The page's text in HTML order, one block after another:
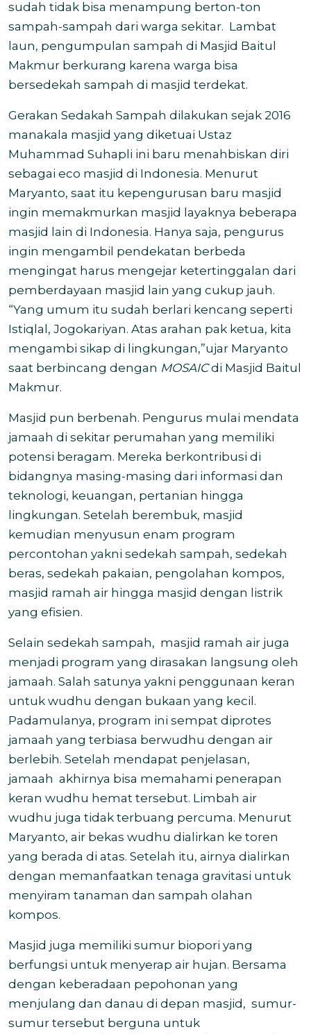
sudah tidak bisa menampung berton-ton
sampah-sampah dari warga sekitar. Lambat
laun, pengumpulan sampah di Masjid Baitul
Makmur berkurang karena warga bisa
bersedekah sampah di masjid terdekat.
Gerakan Sedakah Sampah dilakukan sejak 2016
manakala masjid yang diketuai Ustaz
Muhammad Suhapli ini baru menahbiskan diri
sebagai eco masjid di Indonesia. Menurut
Maryanto, saat itu kepengurusan baru masjid
ingin memakmurkan masjid layaknya beberapa
masjid lain di Indonesia. Hanya saja, pengurus
ingin mengambil pendekatan berbeda
mengingat harus mengejar ketertinggalan dari
pemberdayaan masjid lain yang cukup jauh.
“Yang umum itu sudah berlari kencang seperti
Istiqlal, Jogokariyan. Atas arahan pak ketua, kita
mengambi sikap di lingkungan,”ujar Maryanto
saat berbincang dengan MOSAICdi Masjid Baitul
Makmur.
Masjid pun berbenah. Pengurus mulai mendata
jamaah di sekitar perumahan yang memiliki
potensi beragam. Mereka berkontribusi di
bidangnya masing-masing dari informasi dan
teknologi, keuangan, pertanian hingga
lingkungan. Setelah berembuk, masjid
kemudian menyusun enam program
percontohan yakni sedekah sampah, sedekah
beras, sedekah pakaian, pengolahan kompos,
masjid ramah air hingga masjid dengan listrik
yang efisien.
Selain sedekah sampah, masjid ramah air juga
menjadi program yang dirasakan langsung oleh
jamaah. Salah satunya yakni penggunaan keran
untuk wudhu dengan bukaan yang kecil.
Padamulanya, program ini sempat diprotes
jamaah yang terbiasa berwudhu dengan air
berlebih. Setelah mendapat penjelasan,
jamaah akhirnya bisa memahami penerapan
keran wudhu hemat tersebut. Limbah air
wudhu juga tidak terbuang percuma. Menurut
Maryanto, air bekas wudhu dialirkan ke toren
yang berada di atas. Setelah itu, airnya dialirkan
dengan memanfaatkan tenaga gravitasi untuk
menyiram tanaman dan sampah olahan
kompos.
Masjid juga memiliki sumur biopori yang
berfungsi untuk menyerap air hujan. Bersama
dengan keberadaan pepohonan yang
menjulang dan danau di depan masjid, sumur-
sumur tersebut berguna untuk